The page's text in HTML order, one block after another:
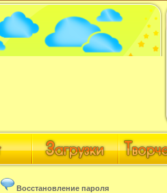
Восстановление пароля